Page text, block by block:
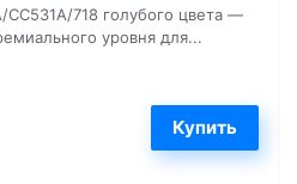
CC531A/718 голубого цвета —
уровня для...